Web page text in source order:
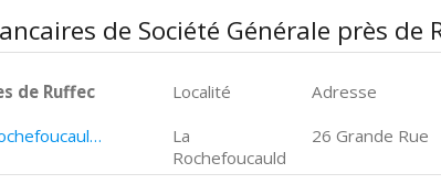
de Société Générale près de
de Ruffec Localité Adresse
Société Générale La Rochefoucauld 26 Grande Rue
La
Rochefoucauld
26 Grande Rue